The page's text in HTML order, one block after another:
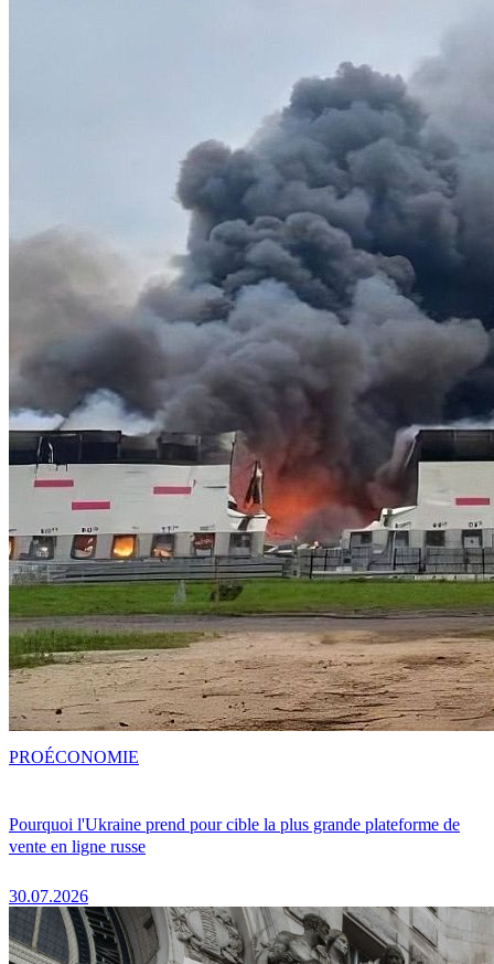
Pourquoi l'Ukraine prend pour cible la plus grande plateforme de
vente en ligne russe
30.07.2026
PROÉCONOMIE